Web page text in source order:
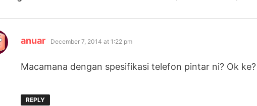
anuar says:
December 7, 2014 at 1:22 pm
Macamana dengan spesifikasi telefon pintar ni? Ok ke?
REPLY